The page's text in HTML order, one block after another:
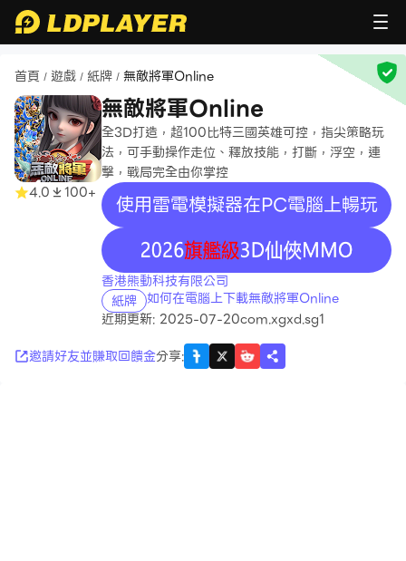
首頁 / 遊戲 / 紙牌 / 無敵將軍Online
4.0 100+
無敵將軍Online
全3D打造，超100比特三國英雄可控，指尖策略玩
法，可手動操作走位、釋放技能，打斷，浮空，連
擊，戰局完全由你掌控
使用雷電模擬器在PC電腦上暢玩
recommend
香港熊動科技有限公司
紙牌 如何在電腦上下載無敵將軍Online
近期更新: 2025-07-20com.xgxd.sg1
邀請好友並賺取回饋金分享: